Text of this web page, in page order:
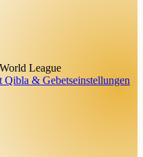
League
Qibla & Gebetseinstellungen